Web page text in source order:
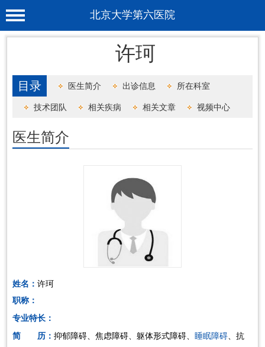
北京大学第六医院
首 页
工作动态
科学研究
教育培训
健康科普
合作支援
许珂
目录 医生简介 出诊信息 所在科室
技术团队 相关疾病 相关文章 视频中心
医生简介
姓名：许珂
职称：
专业特长：
简 历：抑郁障碍、焦虑障碍、躯体形式障碍、 睡眠障碍 、抗